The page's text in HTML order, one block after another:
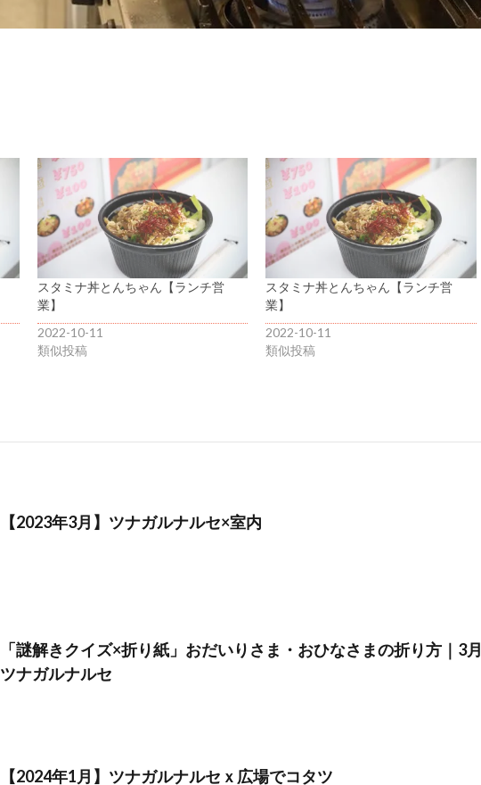
スタミナ丼とんちゃん【ランチ営
業】
2022-10-11
類似投稿
スタミナ丼とんちゃん【ランチ営
業】
2022-10-11
類似投稿
【2023年3月】ツナガルナルセ×室内
「謎解きクイズ×折り紙」おだいりさま・おひなさまの折り方｜3月
ツナガルナルセ
【2024年1月】ツナガルナルセｘ広場でコタツ